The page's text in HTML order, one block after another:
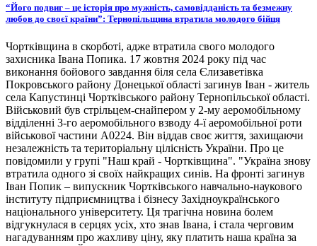
“Його подвиг – це історія про мужність, самовідданість та безмежну
любов до своєї країни”: Тернопільщина втратила молодого бійця
Чортківщина в скорботі, адже втратила свого молодого
захисника Івана Попика. 17 жовтня 2024 року під час
виконання бойового завдання біля села Єлизаветівка
Покровського району Донецької області загинув Іван - житель
села Капустинці Чортківського району Тернопільської області.
Військовий був стрільцем-снайпером у 2-му аеромобільному
відділенні 3-го аеромобільного взводу 4-ї аеромобільної роти
військової частини А0224. Він віддав своє життя, захищаючи
незалежність та територіальну цілісність України. Про це
повідомили у групі "Наш край - Чортківщина". "Україна знову
втратила одного зі своїх найкращих синів. На фронті загинув
Іван Попик – випускник Чортківського навчально-наукового
інституту підприємництва і бізнесу Західноукраїнського
національного університету. Ця трагічна новина болем
відгукнулася в серцях усіх, хто знав Івана, і стала черговим
нагадуванням про жахливу ціну, яку платить наша країна за